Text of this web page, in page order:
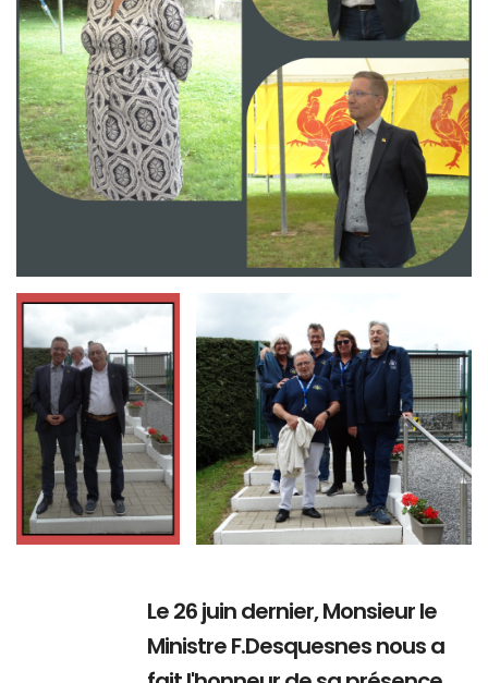
Branding
ARMCHAIR ARMCHAIR
Le 26 juin dernier, Monsieur le
Ministre F.Desquesnes nous a